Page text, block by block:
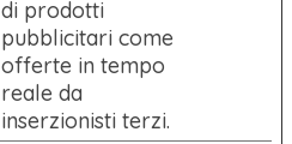
di prodotti
pubblicitari come
offerte in tempo
reale da
inserzionisti terzi.